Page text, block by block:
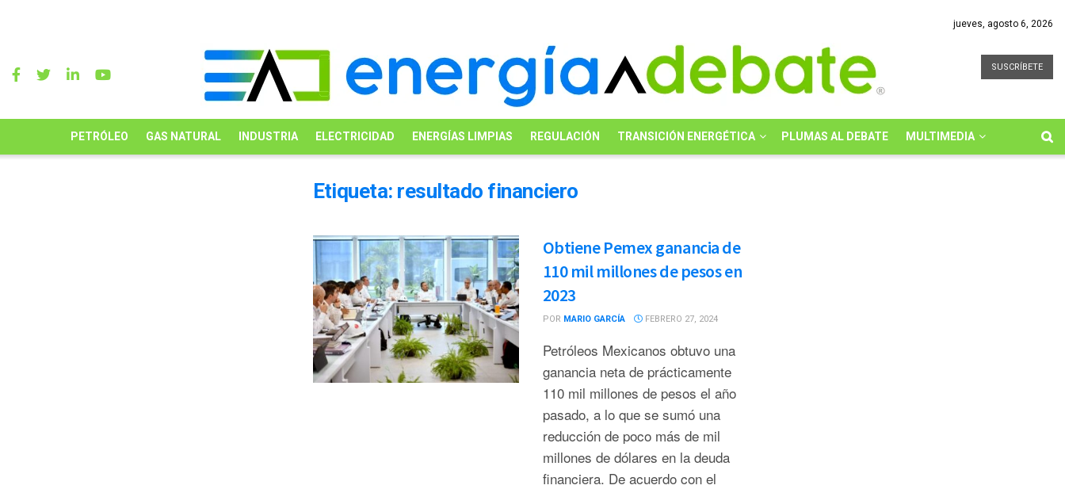
jueves, agosto 6, 2026
SUSCRÍBETE
PETRÓLEO GAS NATURAL INDUSTRIA ELECTRICIDAD ENERGÍAS LIMPIAS REGULACIÓN TRANSICIÓN ENERGÉTICA PLUMAS AL DEBATE MULTIMEDIA
Etiqueta: resultado financiero
Obtiene Pemex ganancia de
110 mil millones de pesos en
2023
POR MARIO GARCÍA FEBRERO 27, 2024
Petróleos Mexicanos obtuvo una
ganancia neta de prácticamente
110 mil millones de pesos el año
pasado, a lo que se sumó una
reducción de poco más de mil
millones de dólares en la deuda
financiera. De acuerdo con el